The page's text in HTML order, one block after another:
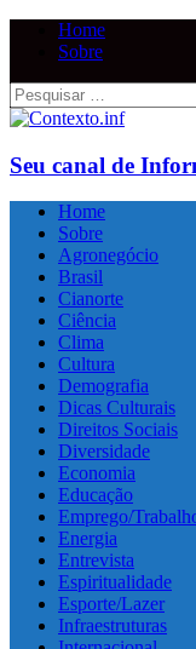
Home
Sobre
Pesquisar
por:
Seu canal de
Home
Sobre
Agronegócio
Brasil
Cianorte
Ciência
Clima
Cultura
Demografia
Dicas Culturais
Direitos Sociais
Diversidade
Economia
Educação
Emprego/
Energia
Entrevista
Espiritualidade
Esporte/Lazer
Infraestruturas